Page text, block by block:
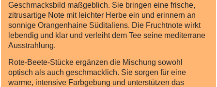
Geschmacksbild maßgeblich. Sie bringen eine frische,
zitrusartige Note mit leichter Herbe ein und erinnern an
sonnige Orangenhaine Süditaliens. Die Fruchtnote wirkt
lebendig und klar und verleiht dem Tee seine mediterrane
Ausstrahlung.
Rote‑Beete‑Stücke ergänzen die Mischung sowohl
optisch als auch geschmacklich. Sie sorgen für eine
warme, intensive Farbgebung und unterstützen das